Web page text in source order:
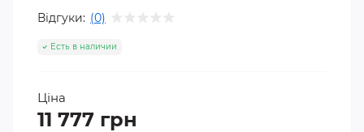
Відгуки: (0)
Есть в наличии
Ціна
11 777 грн